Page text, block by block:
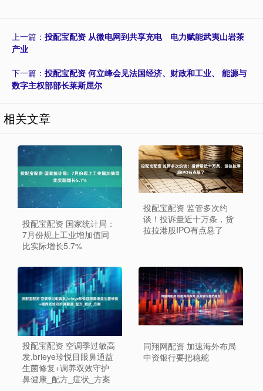
上一篇： 投配宝配资 从微电网到共享充电 电力赋能武夷山岩茶
产业
下一篇： 投配宝配资 何立峰会见法国经济、财政和工业、 能源与
数字主权部部长莱斯屈尔
相关文章
投配宝配资 国家统计局：
7月份规上工业增加值同
比实际增长5.7%
投配宝配资 监管多次约
谈！投诉量近十万条，货
拉拉港股IPO有点悬了
投配宝配资 空调季过敏高
发,brieye珍悦目眼鼻通益
生菌修复+调养双效守护
鼻健康_配方_症状_方案
同翔网配资 加速海外布局
中资银行要把稳舵